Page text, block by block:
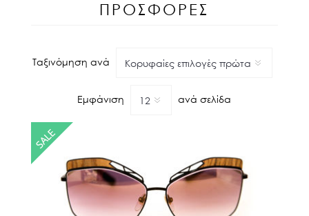
ΠΡΟΣΦΟΡΕΣ
Ταξινόμηση ανά
Εμφάνιση ανά σελίδα